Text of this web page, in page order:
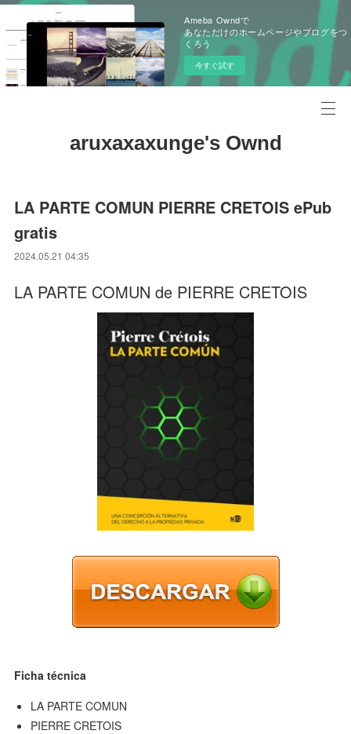
Ameba Owndで
あなただけのホームページやブログをつ
くろう
今すぐ試す
aruxaxaxunge's Ownd
LA PARTE COMUN PIERRE CRETOIS ePub
gratis
2024.05.21 04:35
LA PARTE COMUN de PIERRE CRETOIS
Ficha técnica
LA PARTE COMUN
PIERRE CRETOIS